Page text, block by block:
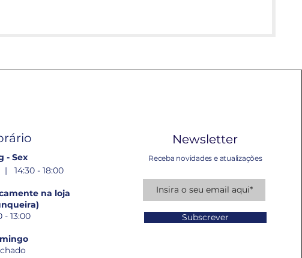
- Sex
| 14:30 - 18:00
na loja
- 13:00
Newsletter
Receba novidades e atualizações
Subscrever